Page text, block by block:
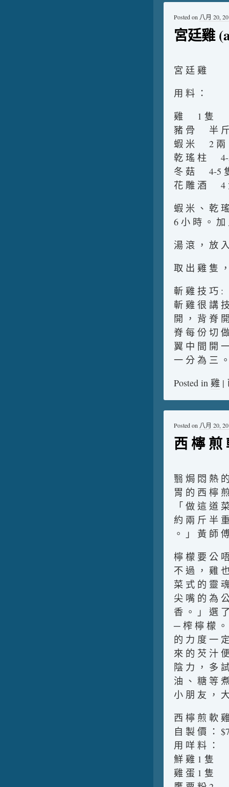
宮廷雞
Posted on 八月 20,
宮 廷 雞
用 料 ：
雞 1 隻
豬 骨 半
蝦 米 2 兩
乾 瑤 柱 4-
冬 菇 4-5
花 雕 酒 4
蝦 米 、 乾
6 小 時 。 加
湯 滾 ， 放
取 出 雞 隻
斬 雞 技 巧 :
斬 雞 很 講
開 ， 背 脊
脊 每 份 切
翼 中 間 開
一 分 為 三
Posted in 雞 |
西 檸 煎
Posted on 八月 20,
翳 焗 悶 熱
胃 的 西 檸
「 做 這 道
約 兩 斤 半
。 」 黃 師
檸 檬 要 公
不 過 ， 雞
菜 式 的 靈
尖 嘴 的 為
香 。 」 選
─ 榨 檸 檬
的 力 度 一
來 的 芡 汁
陰 力 ， 多
油 、 糖 等
小 朋 友 ，
西 檸 煎 軟
自 製 價 ：
用 咩 料 ：
鮮 雞 1 隻
雞 蛋 1 隻